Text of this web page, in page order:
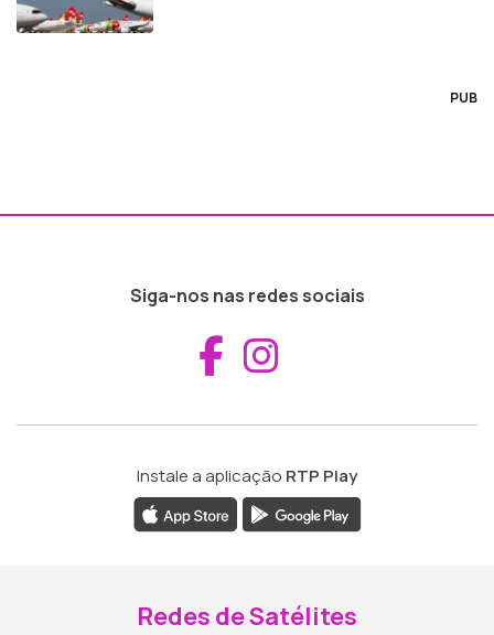
PUB
Siga-nos nas redes sociais
Aceder ao
Instale a aplicação RTP Play
Redes de Satélites